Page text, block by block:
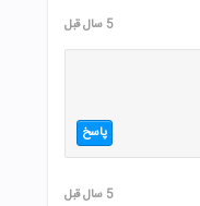
5 سال قبل
پاسخ
5 سال قبل